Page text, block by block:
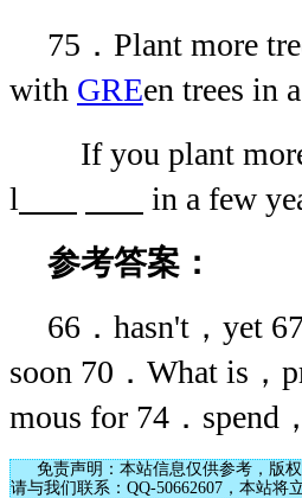
75．Plant more
with GREen trees in
If you plant
l
in a few
参考答案：
66．hasn't，yet
soon 70．What is
mous for 74．spend
免责声明：本站信息仅供参考，版权
请与我们联系：QQ-50662607，本站将